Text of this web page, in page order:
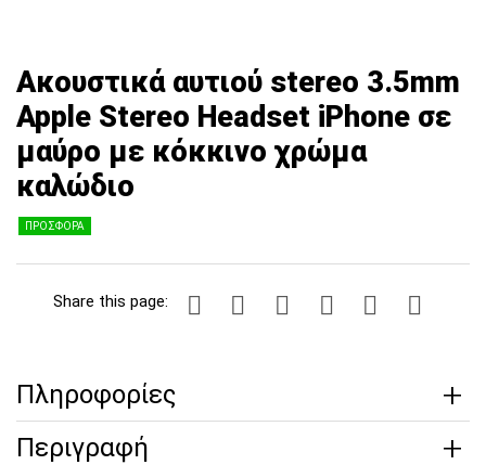
Ακουστικά αυτιού stereo 3.5mm
Apple Stereo Headset iPhone σε
μαύρο με κόκκινο χρώμα
καλώδιο
ΠΡΟΣΦΟΡΑ
Share this page:
Πληροφορίες
Περιγραφή